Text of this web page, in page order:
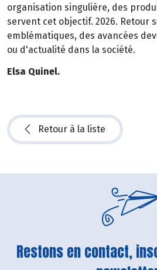
organisation singulière, des
servent cet objectif. 2026. Retour
emblématiques, des avancées
ou d'actualité dans la société.
Elsa Quinel.
Retour à la liste
Restons en contact,